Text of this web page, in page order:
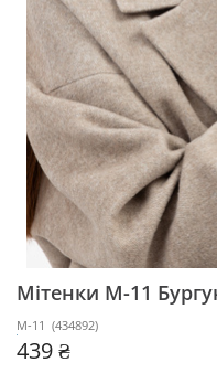
Мітенки M-11
M-11 (434892)
439 ₴